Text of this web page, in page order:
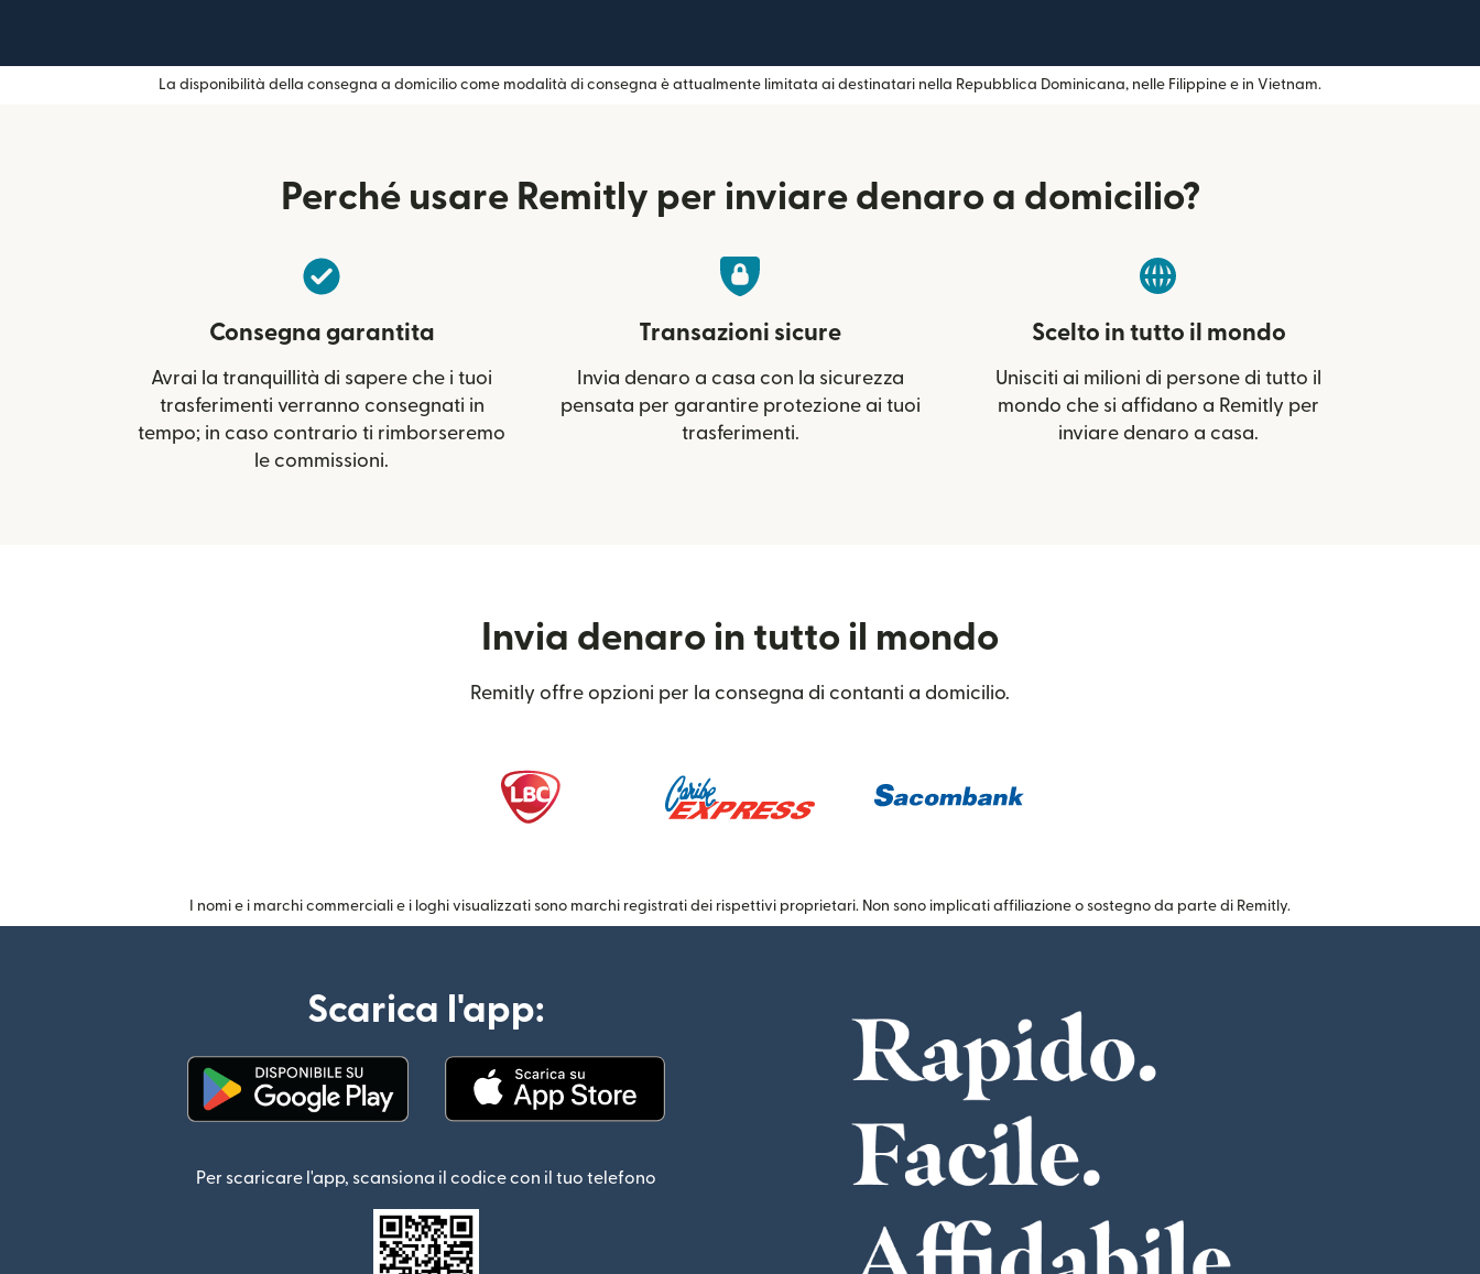
La disponibilità della consegna a domicilio come modalità di consegna è attualmente limitata ai destinatari nella Repubblica Dominicana, nelle Filippine e in Vietnam.
Perché usare Remitly per inviare denaro a domicilio?
Consegna garantita
Avrai la tranquillità di sapere che i tuoi
trasferimenti verranno consegnati in
tempo; in caso contrario ti rimborseremo
le commissioni.
Transazioni sicure
Invia denaro a casa con la sicurezza
pensata per garantire protezione ai tuoi
trasferimenti.
Scelto in tutto il mondo
Unisciti ai milioni di persone di tutto il
mondo che si affidano a Remitly per
inviare denaro a casa.
Invia denaro in tutto il mondo
Remitly offre opzioni per la consegna di contanti a domicilio.
(si apre in una nuova finestra)
I nomi e i marchi commerciali e i loghi visualizzati sono marchi registrati dei rispettivi proprietari. Non sono implicati affiliazione o sostegno da parte di Remitly.
Scarica l'app:
Per scaricare l'app, scansiona il codice con il tuo telefono